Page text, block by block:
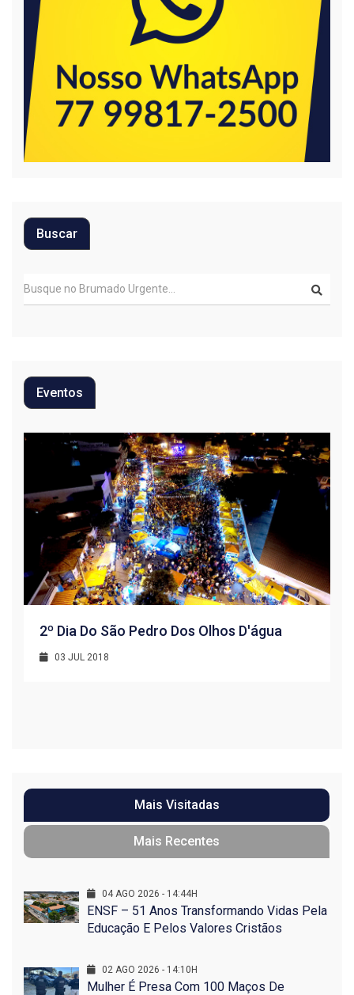
Buscar
Eventos
2º Dia Do São Pedro Dos Olhos D'água
03 JUL 2018
Mais Visitadas
Mais Recentes
04 AGO 2026 - 14:44H
ENSF – 51 Anos Transformando Vidas Pela
Educação E Pelos Valores Cristãos
02 AGO 2026 - 14:10H
Mulher É Presa Com 100 Maços De